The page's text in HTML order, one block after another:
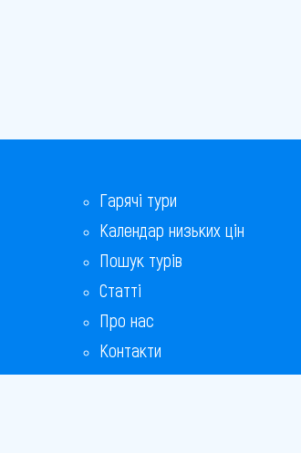
Гарячі тури
Календар низьких цін
Пошук турів
Статті
Про нас
Контакти
Бонусна програма